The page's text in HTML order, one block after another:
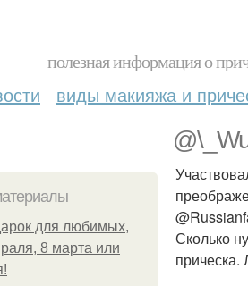
полезная информация о
виды макияжа и
для любимых,
8 марта или
Сколько
прическа.